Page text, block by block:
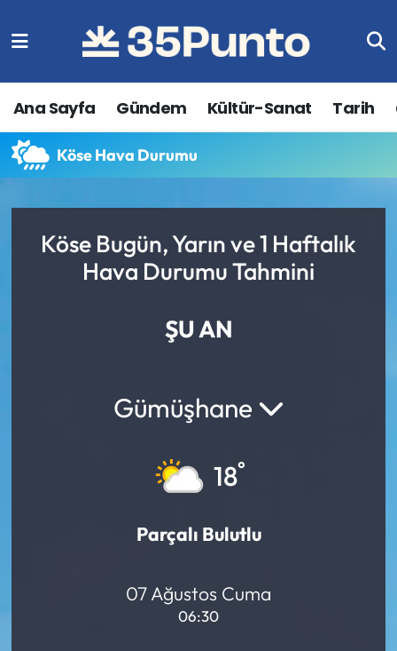
Ana Sayfa Gündem Kültür-Sanat Tarih
Köse Hava Durumu
Köse Bugün, Yarın ve 1 Haftalık
Hava Durumu Tahmini
ŞU AN
Gümüşhane
18°
Parçalı Bulutlu
07 Ağustos Cuma
06:30